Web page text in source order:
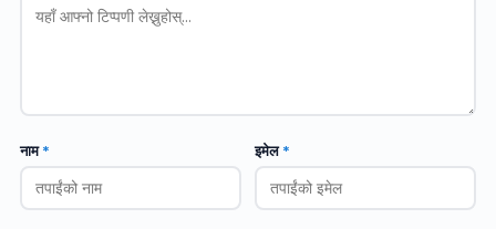
नाम* इमेल*